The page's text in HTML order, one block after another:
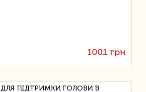
1001 грн
ДЛЯ ПІДТРИМКИ ГОЛОВИ В